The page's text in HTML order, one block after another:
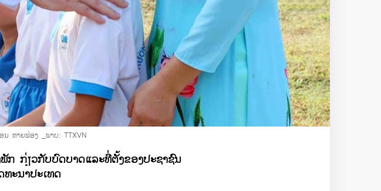
ນ ຫາຍຟ່ອງ _ພາບ: TTXVN
ກ ​ກ່ຽວ​ກັບ​ບົດ​ບາດແລະທີ່​ຕັ້ງ​ຂອງ​ປະ​ຊາ​ຊົນ
ະ​ນາ​ປະ​ເທດ